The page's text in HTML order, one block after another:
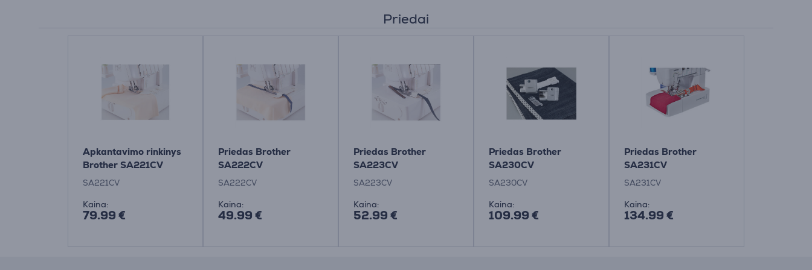
Priedai
Apkantavimo rinkinys
Brother SA221CV
SA221CV
Kaina:
79.99 €
Priedas Brother
SA222CV
SA222CV
Kaina:
49.99 €
Priedas Brother
SA223CV
SA223CV
Kaina:
52.99 €
Priedas Brother
SA230CV
SA230CV
Kaina:
109.99 €
Priedas Brother
SA231CV
SA231CV
Kaina:
134.99 €